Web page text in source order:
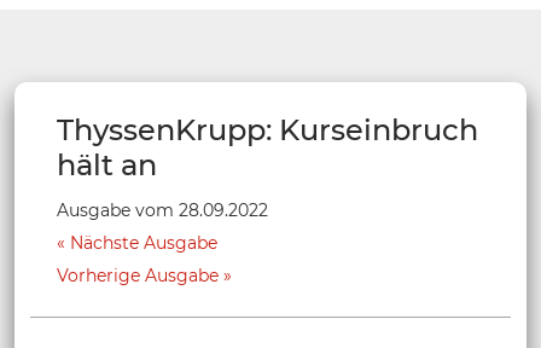
ThyssenKrupp: Kurseinbruch
hält an
Ausgabe vom 28.09.2022
Nächste Ausgabe
Vorherige Ausgabe